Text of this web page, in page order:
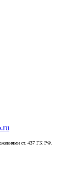
ст. 437 ГК РФ.